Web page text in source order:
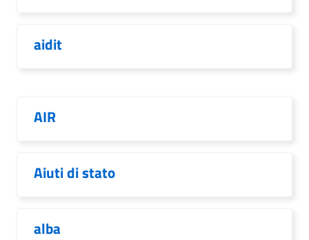
aidit
AIR
Aiuti di stato
alba